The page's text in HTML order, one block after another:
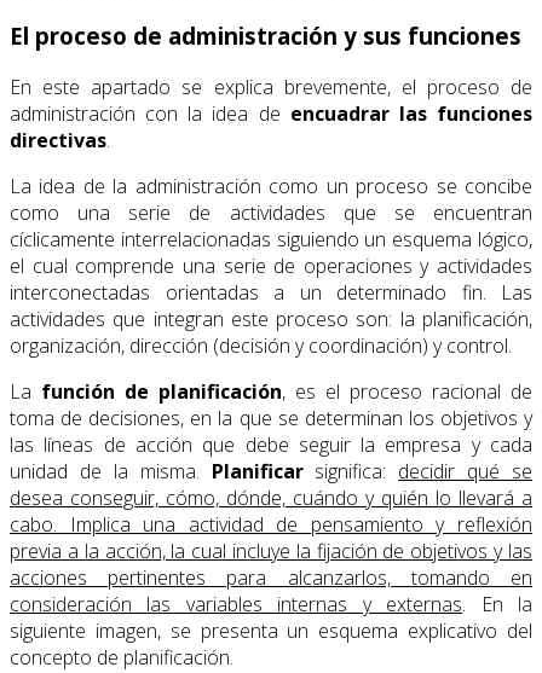
El proceso de administración y sus funciones
En este apartado se explica brevemente, el proceso de
administración con la idea de encuadrar las funciones
directivas.
La idea de la administración como un proceso se concibe
como una serie de actividades que se encuentran
cíclicamente interrelacionadas siguiendo un esquema lógico,
el cual comprende una serie de operaciones y actividades
interconectadas orientadas a un determinado fin. Las
actividades que integran este proceso son: la planificación,
organización, dirección (decisión y coordinación) y control.
La función de planificación, es el proceso racional de
toma de decisiones, en la que se determinan los objetivos y
las líneas de acción que debe seguir la empresa y cada
unidad de la misma. Planificarsignifica: decidir qué se
desea conseguir, cómo, dónde, cuándo y quién lo llevará a
cabo. Implica una actividad de pensamiento y reflexión
previa a la acción, la cual incluye la fijación de objetivos y las
acciones pertinentes para alcanzarlos, tomando en
consideración las variables internas y externas. En la
siguiente imagen, se presenta un esquema explicativo del
concepto de planificación.